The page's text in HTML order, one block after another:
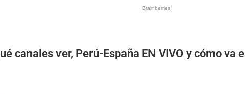
canales ver, Perú-España EN VIVO y cómo va el